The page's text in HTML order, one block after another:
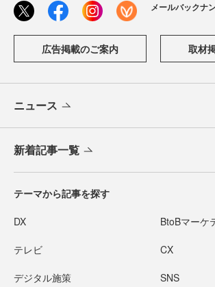
メールバックナ
広告掲載のご案内 取材
ニュース
新着記事一覧
テーマから記事を探す
DX BtoBマーケ
テレビ CX
デジタル施策 SNS